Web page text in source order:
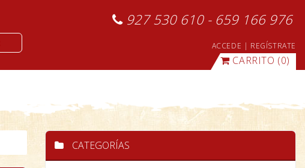
927 530 610 - 659 166 976
ACCEDE | REGÍSTRATE
CARRITO (0)
CATEGORÍAS